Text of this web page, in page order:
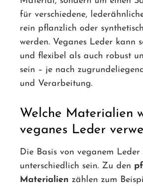
für verschiedene,
rein pflanzlich oder
werden. Veganes Leder kann
und flexibel als auch robust
sein – je nach
und Verarbeitung.
Welche Materialien
veganes Leder
Die Basis von veganem Leder
unterschiedlich sein. Zu den
Materialien zählen zum